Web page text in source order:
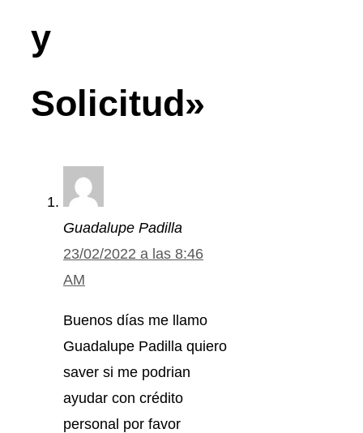
y
Solicitud»
Guadalupe Padilla
23/02/2022 a las 8:46
AM
Buenos días me llamo
Guadalupe Padilla quiero
saver si me podrian
ayudar con crédito
personal por favor